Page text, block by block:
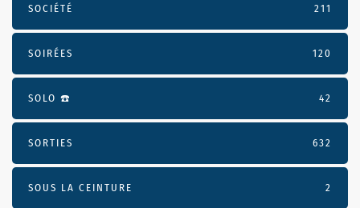
SOCIÉTÉ 211
SOIRÉES 120
SOLO ☎️ 42
SORTIES 632
SOUS LA CEINTURE 2